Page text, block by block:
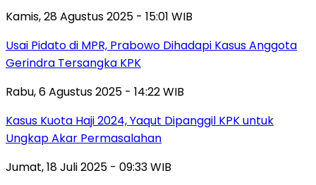
Kamis, 28 Agustus 2025 - 15:01 WIB
Usai Pidato di MPR, Prabowo Dihadapi Kasus Anggota
Gerindra Tersangka KPK
Rabu, 6 Agustus 2025 - 14:22 WIB
Kasus Kuota Haji 2024, Yaqut Dipanggil KPK untuk
Ungkap Akar Permasalahan
Jumat, 18 Juli 2025 - 09:33 WIB